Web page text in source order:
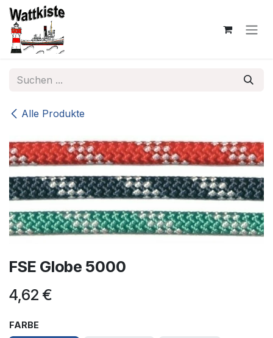
Zum Inhalt springen
Alle Produkte
FSE Globe 5000
4,62 €
FARBE